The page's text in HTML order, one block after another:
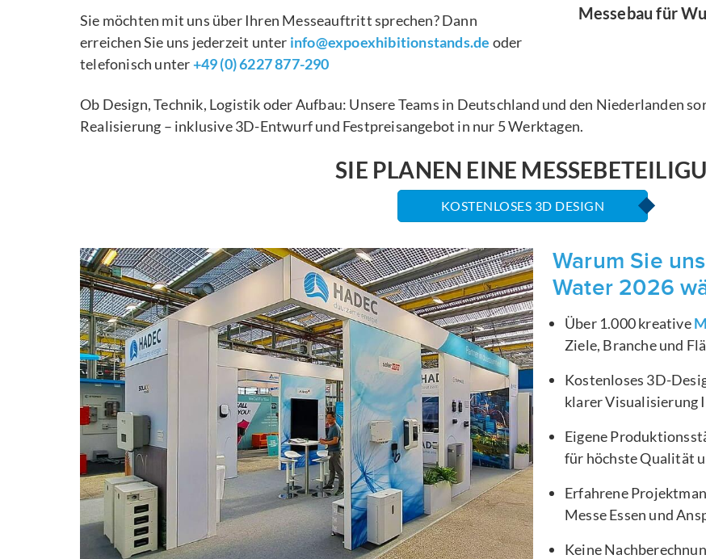
Sie möchten mit uns über Ihren Messeauftritt sprechen? Dann
erreichen Sie uns jederzeit unter info@expoexhibitionstands.de oder
telefonisch unter+49 (0) 6227 877-290
Messebau für
Ob Design, Technik, Logistik oder Aufbau: Unsere Teams in Deutschland und den Niederlanden
Realisierung – inklusive 3D-Entwurf und Festpreisangebot in nur 5 Werktagen.
SIE PLANEN EINE
KOSTENLOSES 3D DESIGN
Warum Sie
Water 2026
Über 1.000 kreative
Ziele, Branche und
Kostenloses 3D-
klarer Visualisierung
Eigene
für höchste Qualität
Erfahrene
Messe Essen und
Keine